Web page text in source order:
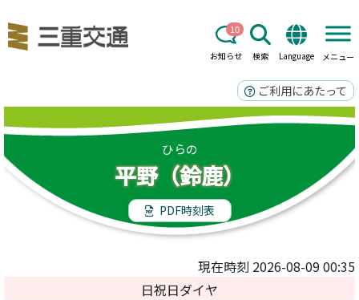
お知らせ
10
検索 Language メニュー
ご利用にあたって
ひらの
平野（鈴鹿）
PDF時刻表
現在時刻 2026-08-09 00:35
日祝日ダイヤ